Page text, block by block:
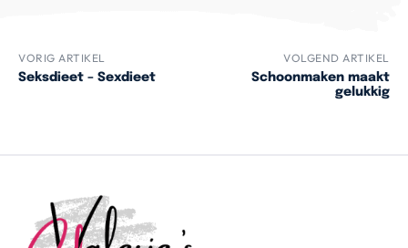
VORIG ARTIKEL
Seksdieet – Sexdieet
VOLGEND ARTIKEL
Schoonmaken maakt
gelukkig